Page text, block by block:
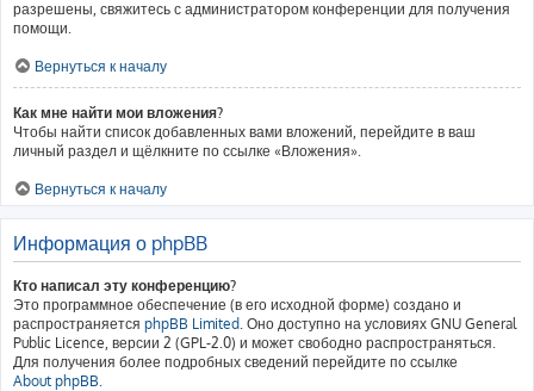
разрешены, свяжитесь с администратором конференции для получения
помощи.
Вернуться к началу
Как мне найти мои вложения?
Чтобы найти список добавленных вами вложений, перейдите в ваш
личный раздел и щёлкните по ссылке «Вложения».
Вернуться к началу
Информация о phpBB
Кто написал эту конференцию?
Это программное обеспечение (в его исходной форме) создано и
распространяется phpBB Limited. Оно доступно на условиях GNU General
Public Licence, версии 2 (GPL-2.0) и может свободно распространяться.
Для получения более подробных сведений перейдите по ссылке
About phpBB.